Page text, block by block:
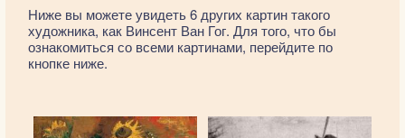
Ниже вы можете увидеть 6 других картин такого
художника, как Винсент Ван Гог. Для того, что бы
ознакомиться со всеми картинами, перейдите по
кнопке ниже.